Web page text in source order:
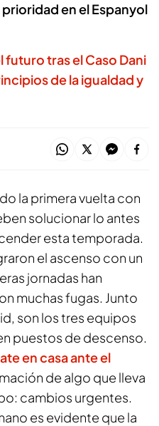
en el Espanyol
futuro tras el Caso Dani
de la igualdad y
la primera vuelta con
solucionar lo antes
esta temporada.
el ascenso con un
jornadas han
muchas fugas. Junto
son los tres equipos
puestos de descenso.
en casa ante el
de algo que lleva
cambios urgentes.
es evidente que la